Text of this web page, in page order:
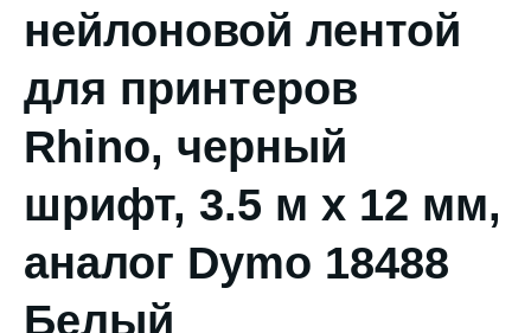
нейлоновой лентой
для принтеров
Rhino, черный
шрифт, 3.5 м х 12 мм,
аналог Dymo 18488
Белый